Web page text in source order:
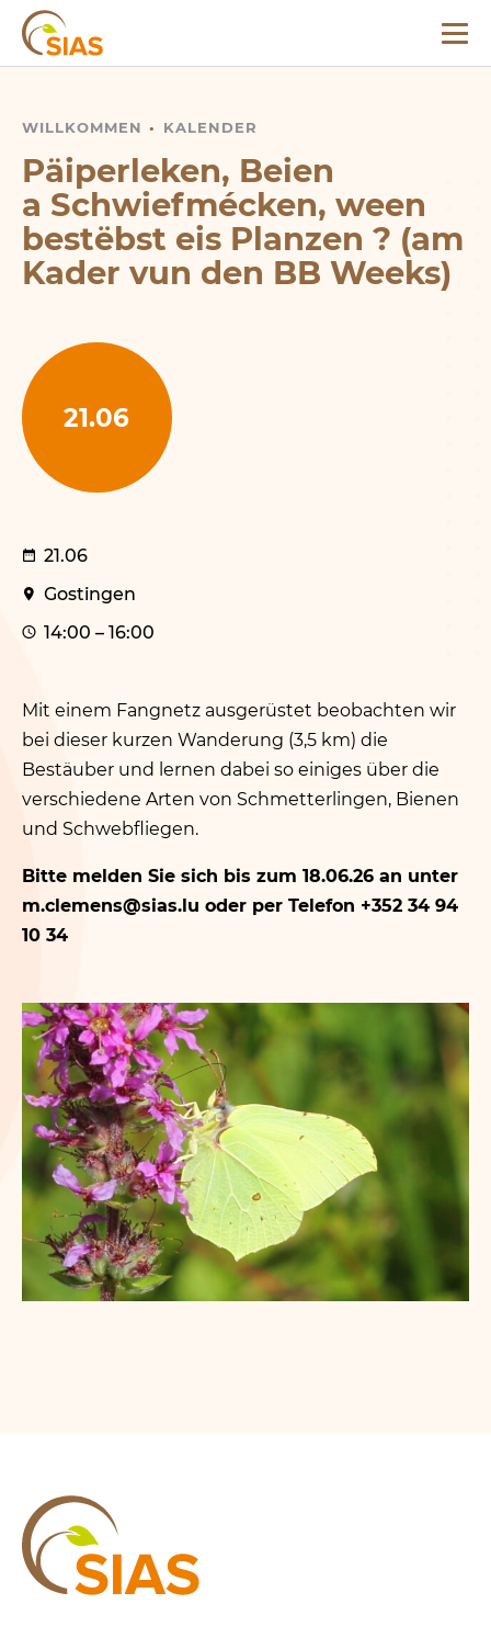
Menü
WILLKOMMEN KALENDER
PÄIPERLEKEN, BEIEN A SCHWIEFMÉCKEN, WEEN
Päiperleken, Beien
a Schwiefmécken, ween
bestëbst eis Planzen ? (am
Kader vun den BB Weeks)
21.06
21.06
Gostingen
14:00 – 16:00
Mit einem Fangnetz ausgerüstet beobachten wir
bei dieser kurzen Wanderung (3,5 km) die
Bestäuber und lernen dabei so einiges über die
verschiedene Arten von Schmetterlingen, Bienen
und Schwebfliegen.
Bitte melden Sie sich bis zum 18.06.26 an unter
m.​clemens@​sias.​lu oder per Telefon +352 34 94
10 34